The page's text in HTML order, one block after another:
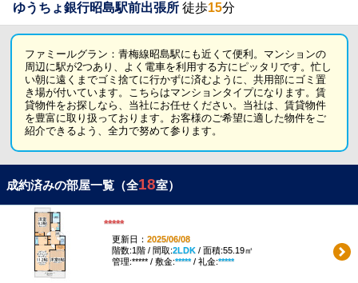
ゆうちょ銀行昭島駅前出張所 徒歩15分
ファミールグラン：青梅線昭島駅にも近くて便利。マンションの
周辺に駅が2つあり、よく電車を利用する方にピッタリです。忙し
い朝に遠くまでゴミ捨てに行かずに済むように、共用部にゴミ置
き場が付いています。こちらはマンションタイプになります。賃
貸物件をお探しなら、当社にお任せください。当社は、賃貸物件
を豊富に取り扱っております。お客様のご希望に適した物件をご
紹介できるよう、全力で努めて参ります。
成約済みの部屋一覧（全18室）
*****
更新日： 2025/06/08
階数:1階 / 間取:2LDK/ 面積:55.19㎡
管理:***** / 敷金:*****/ 礼金:*****